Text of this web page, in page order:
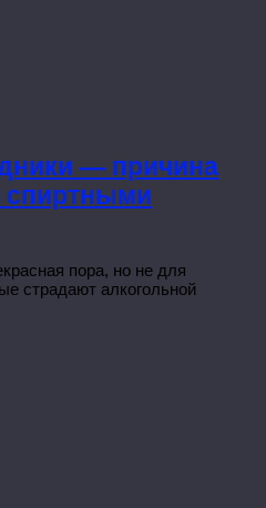
— причина
спиртными
пора, но не для
страдают алкогольной